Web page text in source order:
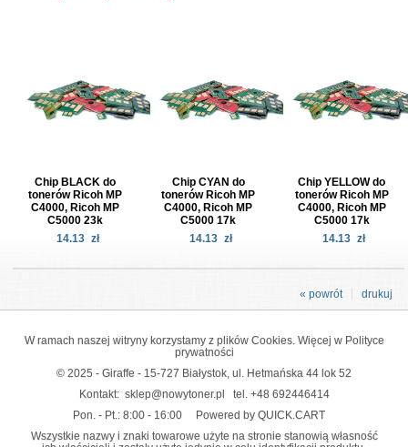
Chip BLACK do
tonerów Ricoh MP
C4000, Ricoh MP
C5000 23k
14.13 zł
Chip CYAN do
tonerów Ricoh MP
C4000, Ricoh MP
C5000 17k
14.13 zł
Chip YELLOW do
tonerów Ricoh MP
C4000, Ricoh MP
C5000 17k
14.13 zł
drukuj
« powrót
W ramach naszej witryny korzystamy z plików Cookies. Więcej w Polityce
prywatności
© 2025 - Giraffe - 15-727 Białystok, ul. Hetmańska 44 lok 52
Kontakt: sklep@nowytoner.pl tel. +48 692446414
Pon. - Pt.: 8:00 - 16:00
Powered by QUICK.CART
Wszystkie nazwy i znaki towarowe użyte na stronie stanowią własność